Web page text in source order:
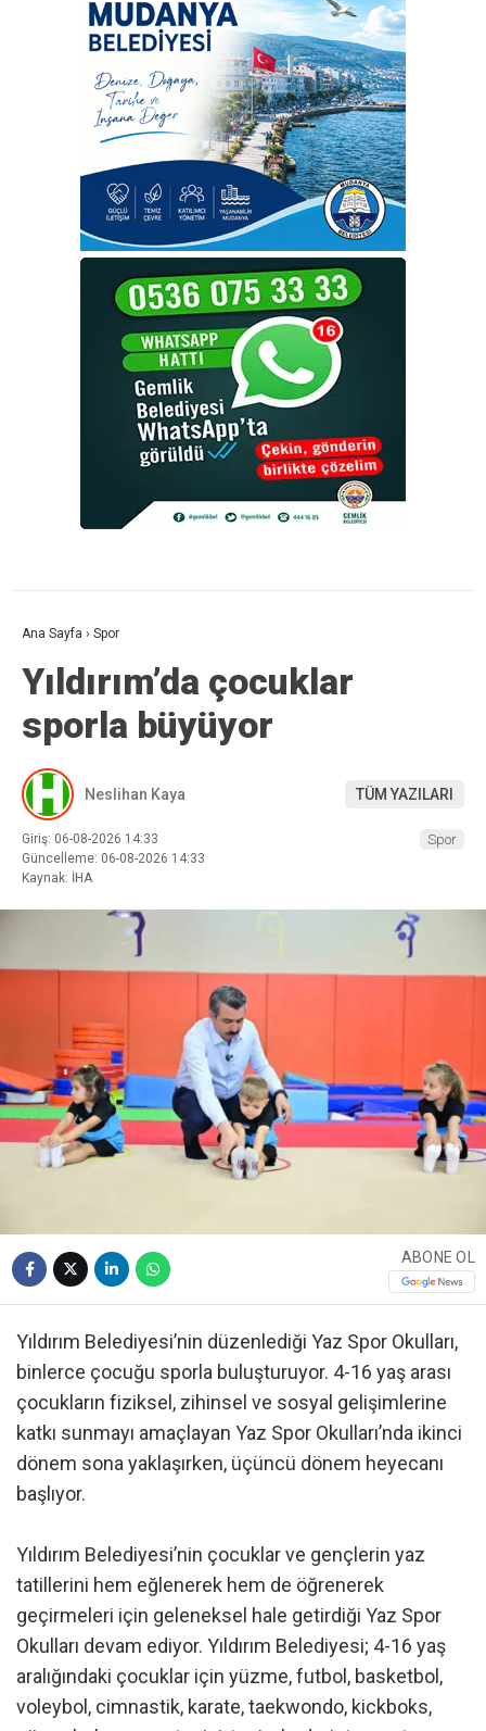
Ana Sayfa › Spor
Yıldırım’da çocuklar
sporla büyüyor
Neslihan Kaya TÜM YAZILARI
Giriş: 06-08-2026 14:33
Güncelleme: 06-08-2026 14:33
Kaynak: İHA
Spor
ABONE OL
Yıldırım Belediyesi’nin düzenlediği Yaz Spor Okulları,
binlerce çocuğu sporla buluşturuyor. 4-16 yaş arası
çocukların fiziksel, zihinsel ve sosyal gelişimlerine
katkı sunmayı amaçlayan Yaz Spor Okulları’nda ikinci
dönem sona yaklaşırken, üçüncü dönem heyecanı
başlıyor.
Yıldırım Belediyesi’nin çocuklar ve gençlerin yaz
tatillerini hem eğlenerek hem de öğrenerek
geçirmeleri için geleneksel hale getirdiği Yaz Spor
Okulları devam ediyor. Yıldırım Belediyesi; 4-16 yaş
aralığındaki çocuklar için yüzme, futbol, basketbol,
voleybol, cimnastik, karate, taekwondo, kickboks,